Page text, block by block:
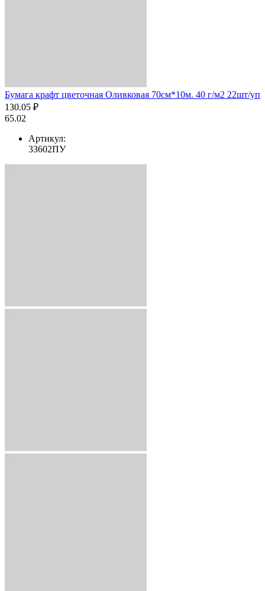
Бумага крафт цветочная Оливковая 70см*10м. 40 г/м2 22шт/уп
130.05 ₽
65.02
Артикул:
33602ПУ